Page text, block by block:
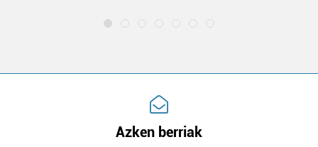
Azken berriak